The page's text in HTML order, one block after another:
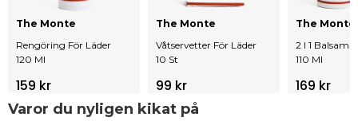
Rengöring För Läder
120 Ml
The Monte
159 kr
Våtservetter För Läder
10 St
The Monte
99 kr
2 I 1 Balsam
110 Ml
The Monte
169 kr
Varor du nyligen kikat på